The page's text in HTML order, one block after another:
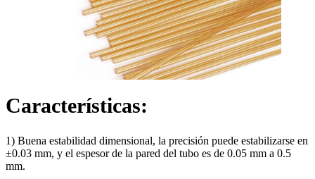
Características:
1) Buena estabilidad dimensional, la precisión puede estabilizarse en
±0.03 mm, y el espesor de la pared del tubo es de 0.05 mm a 0.5
mm.